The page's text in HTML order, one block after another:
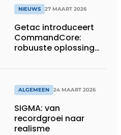
NIEUWS 27 MAART 2026
Getac introduceert
CommandCore:
robuuste oplossing
ALGEMEEN 24 MAART 2026
SIGMA: van
recordgroei naar
realisme